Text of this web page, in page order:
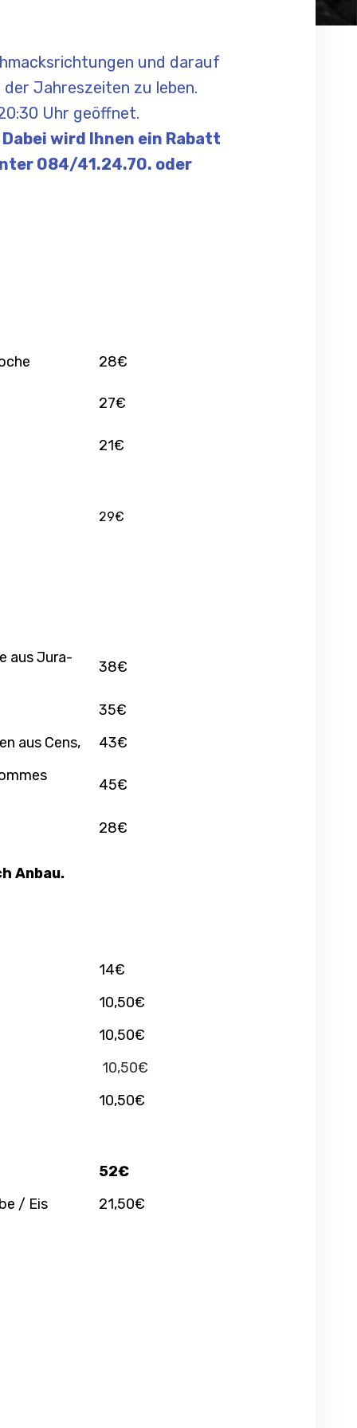
und darauf
Jahreszeiten zu leben.
Uhr geöffnet.
wird Ihnen ein Rabatt
084/41.24.70. oder
28€
27€
21€
29€
aus Jura-
38€
35€
aus Cens,
43€
45€
28€
Anbau.
14€
10,50€
10,50€
10,50€
10,50€
52€
/ Eis 21,50€